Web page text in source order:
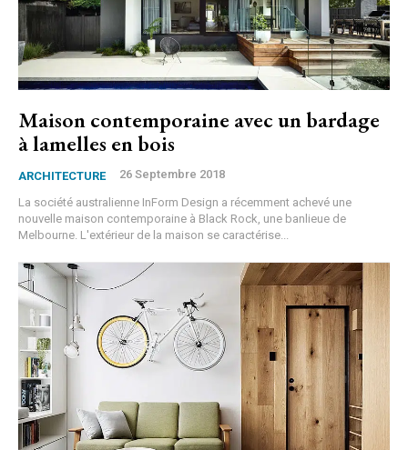
Maison contemporaine avec un bardage
à lamelles en bois
ARCHITECTURE 26 Septembre 2018
La société australienne InForm Design a récemment achevé une
nouvelle maison contemporaine à Black Rock, une banlieue de
Melbourne. L'extérieur de la maison se caractérise...